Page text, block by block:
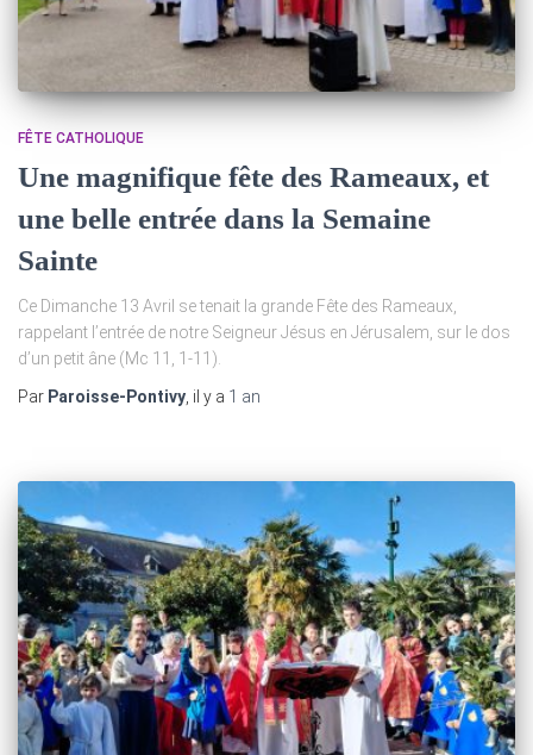
FÊTE CATHOLIQUE
Une magnifique fête des Rameaux, et
une belle entrée dans la Semaine
Sainte
Ce Dimanche 13 Avril se tenait la grande Fête des Rameaux,
rappelant l’entrée de notre Seigneur Jésus en Jérusalem, sur le dos
d’un petit âne (Mc 11, 1-11).
Par Paroisse-Pontivy , il y a 1 an